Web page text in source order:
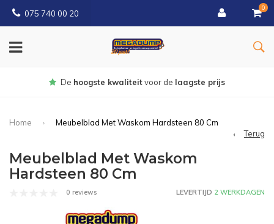
075 740 00 20
0
Gratisbezorgd vanaf € 150
Home
Meubelblad Met Waskom Hardsteen 80 Cm
Terug
Meubelblad Met Waskom
Hardsteen 80 Cm
0 reviews LEVERTIJD 2 WERKDAGEN